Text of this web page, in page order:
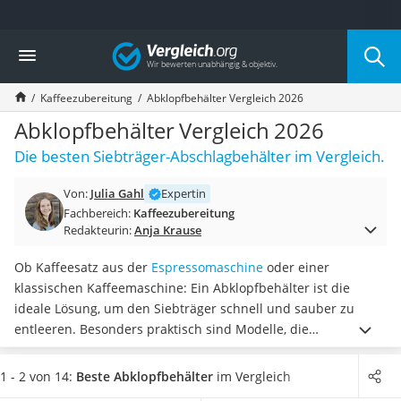
Die beliebtesten Vergleiche nach Kategorie
Haushalt
Wassersprudler
Zentralstaubsauger
Brotbackautomat
Wischroboter
Wäschespinne
Spülmaschinentabs
Akku-Staubsauger
AEG-Waschmaschine
Saug-Wisch-Roboter
Handstaubsauger
Milchaufschäumer
Kondenstrockner
Reiskocher
Vergleich
Kaffeezubereitung Abklopfbehälter Vergleich 2026
Abklopfbehälter Vergleich 2026
Die besten Siebträger-Abschlagbehälter im Vergleich.
Von: Julia Gahl
Expertin
Fachbereich: Kaffeezubereitung
Redakteurin:Anja Krause
Ob Kaffeesatz aus der Espressomaschine oder einer
klassischen Kaffeemaschine: Ein Abklopfbehälter ist die
ideale Lösung, um den Siebträger schnell und sauber zu
entleeren. Besonders praktisch sind Modelle, die
spülmaschinenfest sind, da sie die Reinigung erheblich
erleichtern. Wählen Sie jetzt einen Abklopfbehälter aus
1 - 2 von 14: Beste Abklopfbehälter im Vergleich